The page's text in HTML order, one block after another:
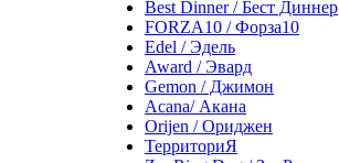
Best Dinner / Бест Диннер
FORZA10 / Форза10
Edel / Эдель
Award / Эвард
Gemon / Джимон
Acana/ Акана
Orijen / Ориджен
ТерриториЯ